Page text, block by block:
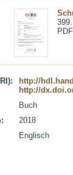
PDF
http://
http://
Buch
2018
Englisch